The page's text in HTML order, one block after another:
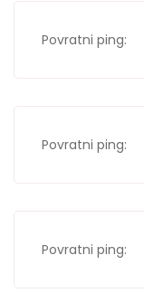
Povratni ping:
Povratni ping:
Povratni ping: